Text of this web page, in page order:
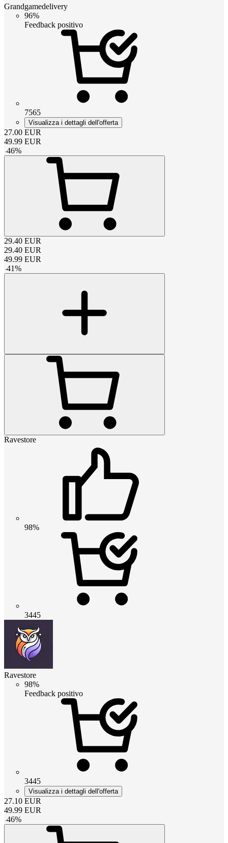
Grandgamedelivery
96%
Feedback positivo
7565
Visualizza i dettagli dell'offerta
27.00 EUR
49.99 EUR
-46%
29.40 EUR
29.40 EUR
49.99 EUR
-41%
Ravestore
98%
3445
Ravestore
98%
Feedback positivo
3445
Visualizza i dettagli dell'offerta
27.10 EUR
49.99 EUR
-46%